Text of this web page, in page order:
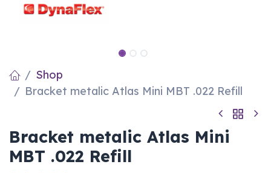
Shop
Bracket metalic Atlas Mini MBT .022 Refill
Bracket metalic Atlas Mini
MBT .022 Refill